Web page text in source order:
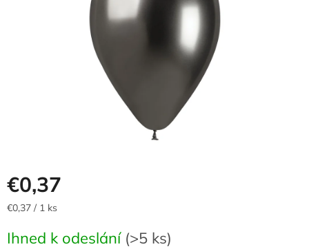
€0,37
Jednotková
€0,37 / 1 ks
Ihned k odeslání (>5 ks)